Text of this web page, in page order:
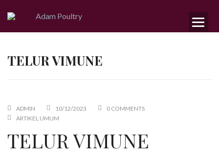
TELUR VIMUNE
ADMIN 10/12/2023
0 COMMENTS
ARTIKEL UMUM
TELUR VIMUNE